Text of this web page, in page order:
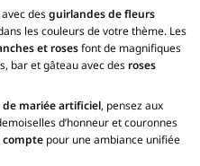
desguirlandes de fleurs
les couleurs de votre thème. Les
et rosesfont de magnifiques
bar et gâteau avec des roses
mariée artificiel, pensez aux
d’honneur et couronnes
compte pour une ambiance unifiée